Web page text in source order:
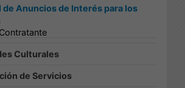
de Anuncios de Interés para los
Culturales
de Servicios